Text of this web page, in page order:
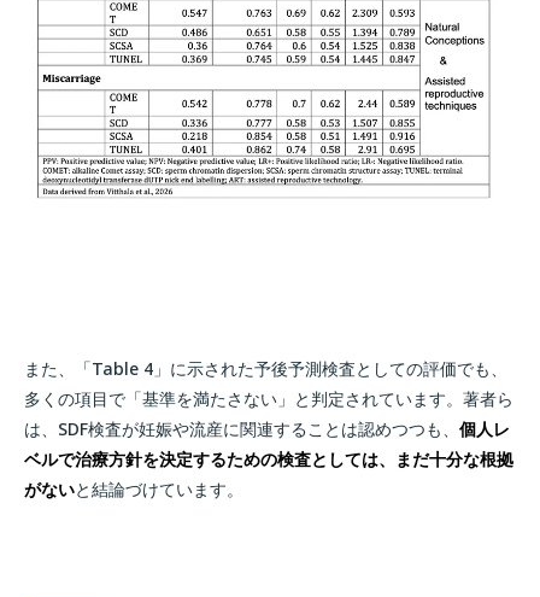
また、「Table 4」に示された予後予測検査としての評価でも、
多くの項目で「基準を満たさない」と判定されています。著者ら
は、SDF検査が妊娠や流産に関連することは認めつつも、 個人レ
ベルで治療方針を決定するための検査としては、まだ十分な根拠
がないと結論づけています。